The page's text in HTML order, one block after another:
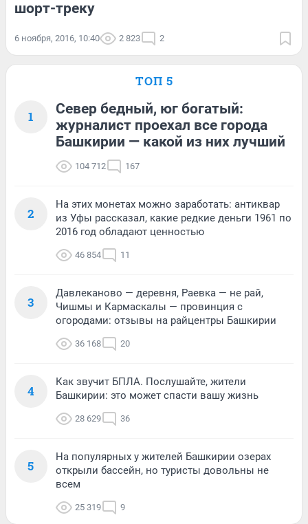
шорт-треку
6 ноября, 2016, 10:40 2 823 2
ТОП 5
1
Север бедный, юг богатый:
журналист проехал все города
Башкирии — какой из них лучший
104 712 167
2
На этих монетах можно заработать: антиквар
из Уфы рассказал, какие редкие деньги 1961 по
2016 год обладают ценностью
46 854 11
3
Давлеканово — деревня, Раевка — не рай,
Чишмы и Кармаскалы — провинция с
огородами: отзывы на райцентры Башкирии
36 168 20
4
Как звучит БПЛА. Послушайте, жители
Башкирии: это может спасти вашу жизнь
28 629 36
5
На популярных у жителей Башкирии озерах
открыли бассейн, но туристы довольны не
всем
25 319 9